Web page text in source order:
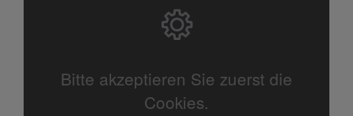
Bitte akzeptieren Sie zuerst die
Cookies.